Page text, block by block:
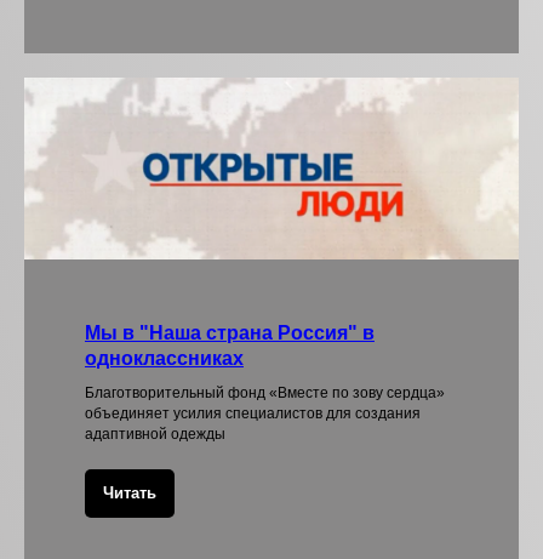
Мы в "Наша страна Россия" в
одноклассниках
Благотворительный фонд «Вместе по зову сердца»
объединяет усилия специалистов для создания
адаптивной одежды
Читать